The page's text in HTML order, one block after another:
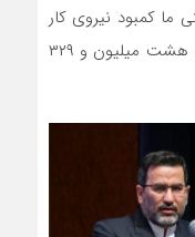
کمبود نیروی کار
است. کل اشتغال صنعتی کشور به عدد هشت میلیون و ۳۲۹